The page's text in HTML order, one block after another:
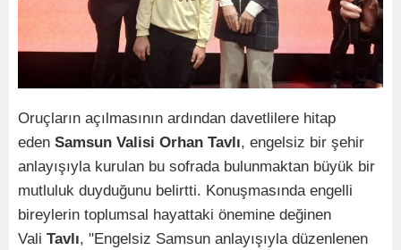
Oruçların açılmasının ardından davetlilere hitap
eden Samsun Valisi Orhan Tavlı, engelsiz bir şehir
anlayışıyla kurulan bu sofrada bulunmaktan büyük bir
mutluluk duyduğunu belirtti. Konuşmasında engelli
bireylerin toplumsal hayattaki önemine değinen
Vali Tavlı, "Engelsiz Samsun anlayışıyla düzenlenen